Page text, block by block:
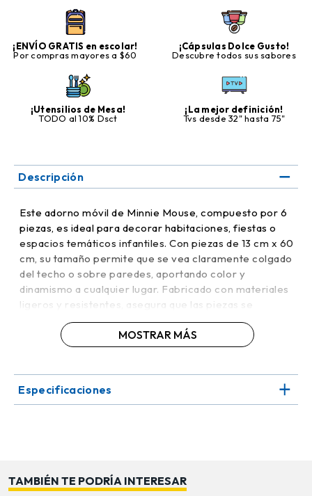
¡ENVÍO GRATIS en escolar!
Por compras mayores a $60
¡Cápsulas Dolce Gusto!
Descubre todos sus sabores
¡Utensilios de Mesa!
TODO al 10% Dsct
¡La mejor definición!
Tvs desde 32" hasta 75"
Descripción
Este adorno móvil de Minnie Mouse, compuesto por 6
piezas, es ideal para decorar habitaciones, fiestas o
espacios temáticos infantiles. Con piezas de 13 cm x 60
cm, su tamaño permite que se vea claramente colgado
del techo o sobre paredes, aportando color y
dinamismo a cualquier lugar. Fabricado con materiales
ligeros y resistentes, asegura que las piezas se
mantengan firmes y duraderas. Su diseño colorido y
lleno de detalles de Minnie Mouse captura la atención
de los niños y añade un toque divertido y alegre a la
Perfecto para combinar con otros artículos de la línea
es ideal para cumpleaños, fiestas infantiles o
decoración permanente en habitaciones de niños. Su
MOSTRAR MÁS
Especificaciones
TAMBIÉN TE PODRÍA INTERESAR